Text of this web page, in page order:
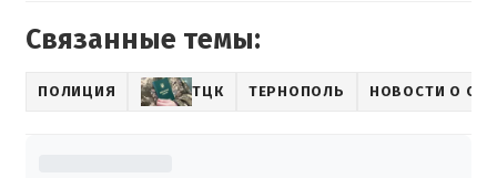
Связанные темы:
ПОЛИЦИЯ ТЦК ТЕРНОПОЛЬ НОВОСТИ О